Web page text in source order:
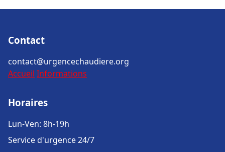
Contact
contact@urgencechaudiere.org
Accueil Informations
Horaires
Lun-Ven: 8h-19h
Service d'urgence 24/7